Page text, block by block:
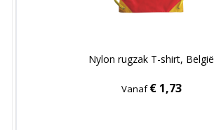
Nylon rugzak T-shirt, België
Vanaf€ 1,73